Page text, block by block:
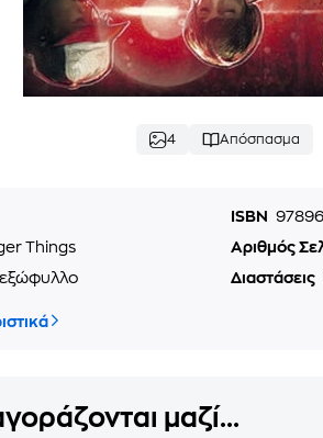
4 Απόσπασμα
ISBN
Things Αριθμός
Διαστάσεις
μαζί...